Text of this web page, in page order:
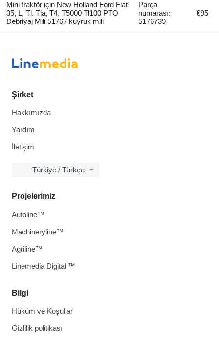
Mini traktör için New Holland Ford Fiat
35, L, Tl. Tla, T4, T5000 Tl100 PTO
Debriyaj Mili 51767 kuyruk mili
Parça
numarası:
5176739
€95
Şirket
Hakkımızda
Yardım
İletişim
Türkiye / Türkçe
Bilgi
Hüküm ve Koşullar
Gizlilik politikası
Projelerimiz
Autoline™
Machineryline™
Agriline™
Linemedia Digital ™